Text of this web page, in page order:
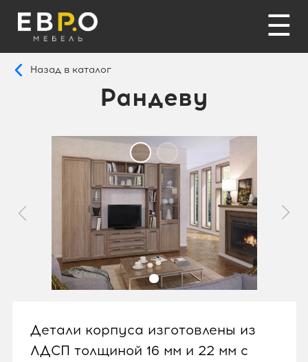
☰
Назад в каталог
Рандеву
Детали корпуса изготовлены из
ЛДСП толщиной 16 мм и 22 мм с